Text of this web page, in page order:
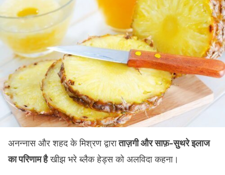
अनन्नास और शहद के मिश्रण द्वाराताज़गी और साफ़-सुथरे इलाज
का परिणाम हैखीझ भरे ब्लैक हेड्स को अलविदा कहना।